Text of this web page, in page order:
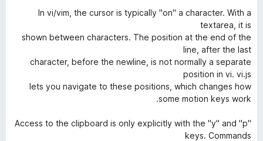
In vi/vim, the cursor is typically "on" a character. With a
textarea, it is
shown between characters. The position at the end of the
line, after the last
character, before the newline, is not normally a separate
position in vi. vi.js
lets you navigate to these positions, which changes how
some motion keys work.
Access to the clipboard is only explicitly with the "y" and "p"
keys. Commands